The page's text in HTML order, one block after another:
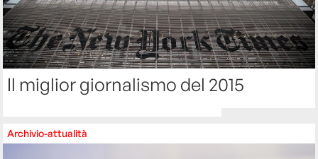
Il miglior giornalismo del 2015
Archivio-attualità